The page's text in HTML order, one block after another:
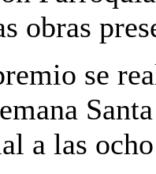
obras
se
a las